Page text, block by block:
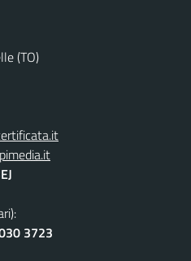
(TO)
3723